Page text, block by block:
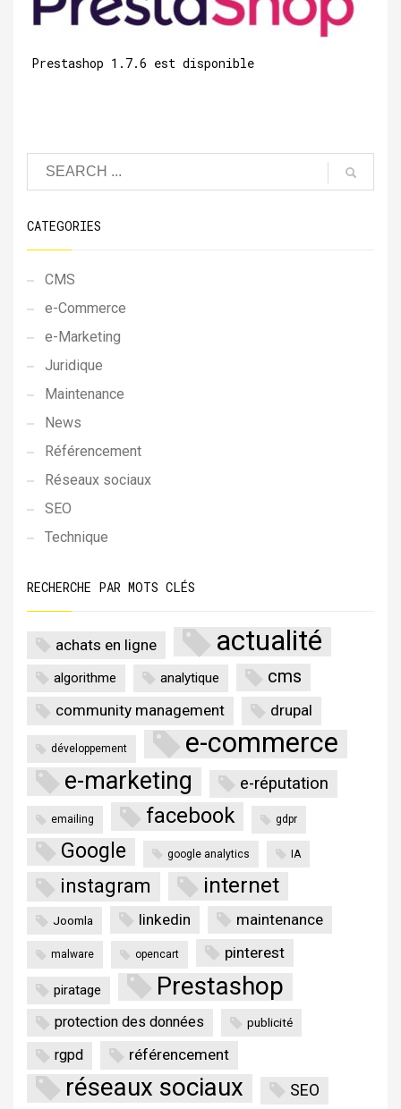
Prestashop 1.7.6 est disponible
CATEGORIES
CMS
e-Commerce
e-Marketing
Juridique
Maintenance
News
Référencement
Réseaux sociaux
SEO
Technique
RECHERCHE PAR MOTS CLÉS
achats en ligne actualité
algorithme analytique cms
community management drupal
développement e-commerce
e-marketing e-réputation
emailing facebook gdpr
Google google analytics IA
instagram internet
Joomla linkedin maintenance
malware opencart pinterest
piratage Prestashop
protection des données publicité
rgpd référencement
réseaux sociaux SEO